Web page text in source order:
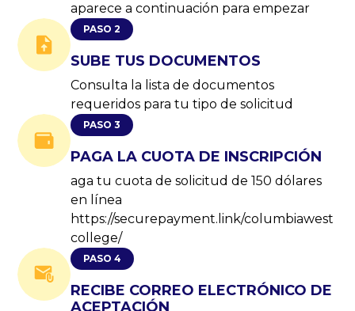
aparece a continuación para empezar
PASO 2
SUBE TUS DOCUMENTOS
Consulta la lista de documentos
requeridos para tu tipo de solicitud
PASO 3
PAGA LA CUOTA DE INSCRIPCIÓN
aga tu cuota de solicitud de 150 dólares
en línea
https://securepayment.link/columbiawest
college/
PASO 4
RECIBE CORREO ELECTRÓNICO DE
ACEPTACIÓN